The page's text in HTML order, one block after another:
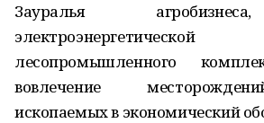
Зауралья
лесопромышленного
вовлечение
ископаемых в экономический